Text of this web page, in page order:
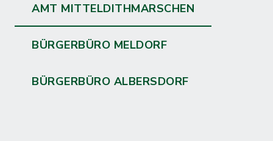
AMT MITTELDITHMARSCHEN
BÜRGERBÜRO MELDORF
BÜRGERBÜRO ALBERSDORF